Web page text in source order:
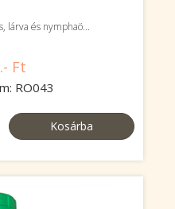
lárva és nymphaö...
Ft
RO043
Kosárba